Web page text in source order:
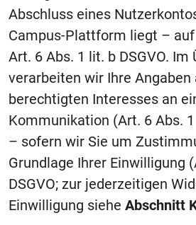
Abschluss eines
Campus-Plattform liegt –
Art. 6 Abs. 1 lit. b DSGVO. Im
verarbeiten wir Ihre Angaben
berechtigten Interesses an
Kommunikation (Art. 6 Abs.
– sofern wir Sie um
Grundlage Ihrer Einwilligung
DSGVO; zur jederzeitigen
Einwilligung siehe Abschnitt